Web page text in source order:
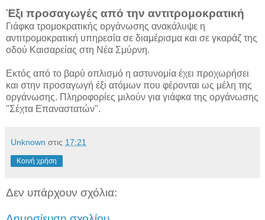
Έξι προσαγωγές από την αντιτρομοκρατική
Γιάφκα τρομοκρατικής οργάνωσης ανακάλυψε η
αντιτρομοκρατική υπηρεσία σε διαμέρισμα και σε γκαράζ της
οδού Καισαρείας στη Νέα Σμύρνη.
Εκτός από το βαρύ οπλισμό η αστυνομία έχει προχωρήσει
και στην προσαγωγή έξι ατόμων που φέρονται ως μέλη της
οργάνωσης. Πληροφορίες μιλούν για γιάφκα της οργάνωσης
"Σέχτα Επαναστατών".
Unknown στις 17:21
Κοινή χρήση
Δεν υπάρχουν σχόλια: